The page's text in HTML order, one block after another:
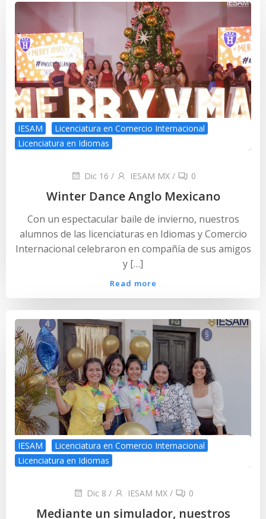
IESAM
Licenciatura en Comercio Internacional
Licenciatura en Idiomas
Dic 16 / IESAM MX / 0
Winter Dance Anglo Mexicano
Con un espectacular baile de invierno, nuestros
alumnos de las licenciaturas en Idiomas y Comercio
Internacional celebraron en compañía de sus amigos
y […]
Read more
IESAM
Licenciatura en Comercio Internacional
Licenciatura en Idiomas
Dic 8 / IESAM MX / 0
Mediante un simulador, nuestros